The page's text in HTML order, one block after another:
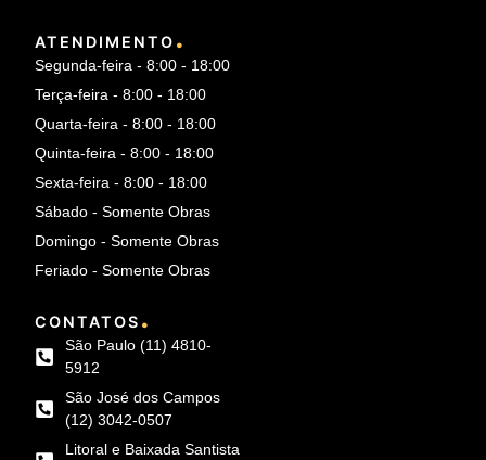
ATENDIMENTO .
Segunda-feira - 8:00 - 18:00
Terça-feira - 8:00 - 18:00
Quarta-feira - 8:00 - 18:00
Quinta-feira - 8:00 - 18:00
Sexta-feira - 8:00 - 18:00
Sábado - Somente Obras
Domingo - Somente Obras
Feriado - Somente Obras
CONTATOS .
São Paulo (11) 4810-
5912
São José dos Campos
(12) 3042-0507
Litoral e Baixada Santista